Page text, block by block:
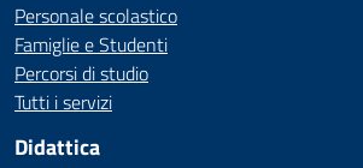
Personale scolastico
Famiglie e Studenti
Percorsi di studio
Tutti i servizi
Didattica